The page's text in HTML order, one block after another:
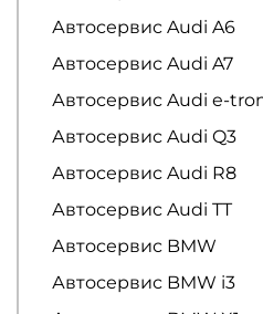
Автосервис Audi A6
Автосервис Audi A7
Автосервис Audi e-
Автосервис Audi Q3
Автосервис Audi R8
Автосервис Audi TT
Автосервис BMW
Автосервис BMW i3